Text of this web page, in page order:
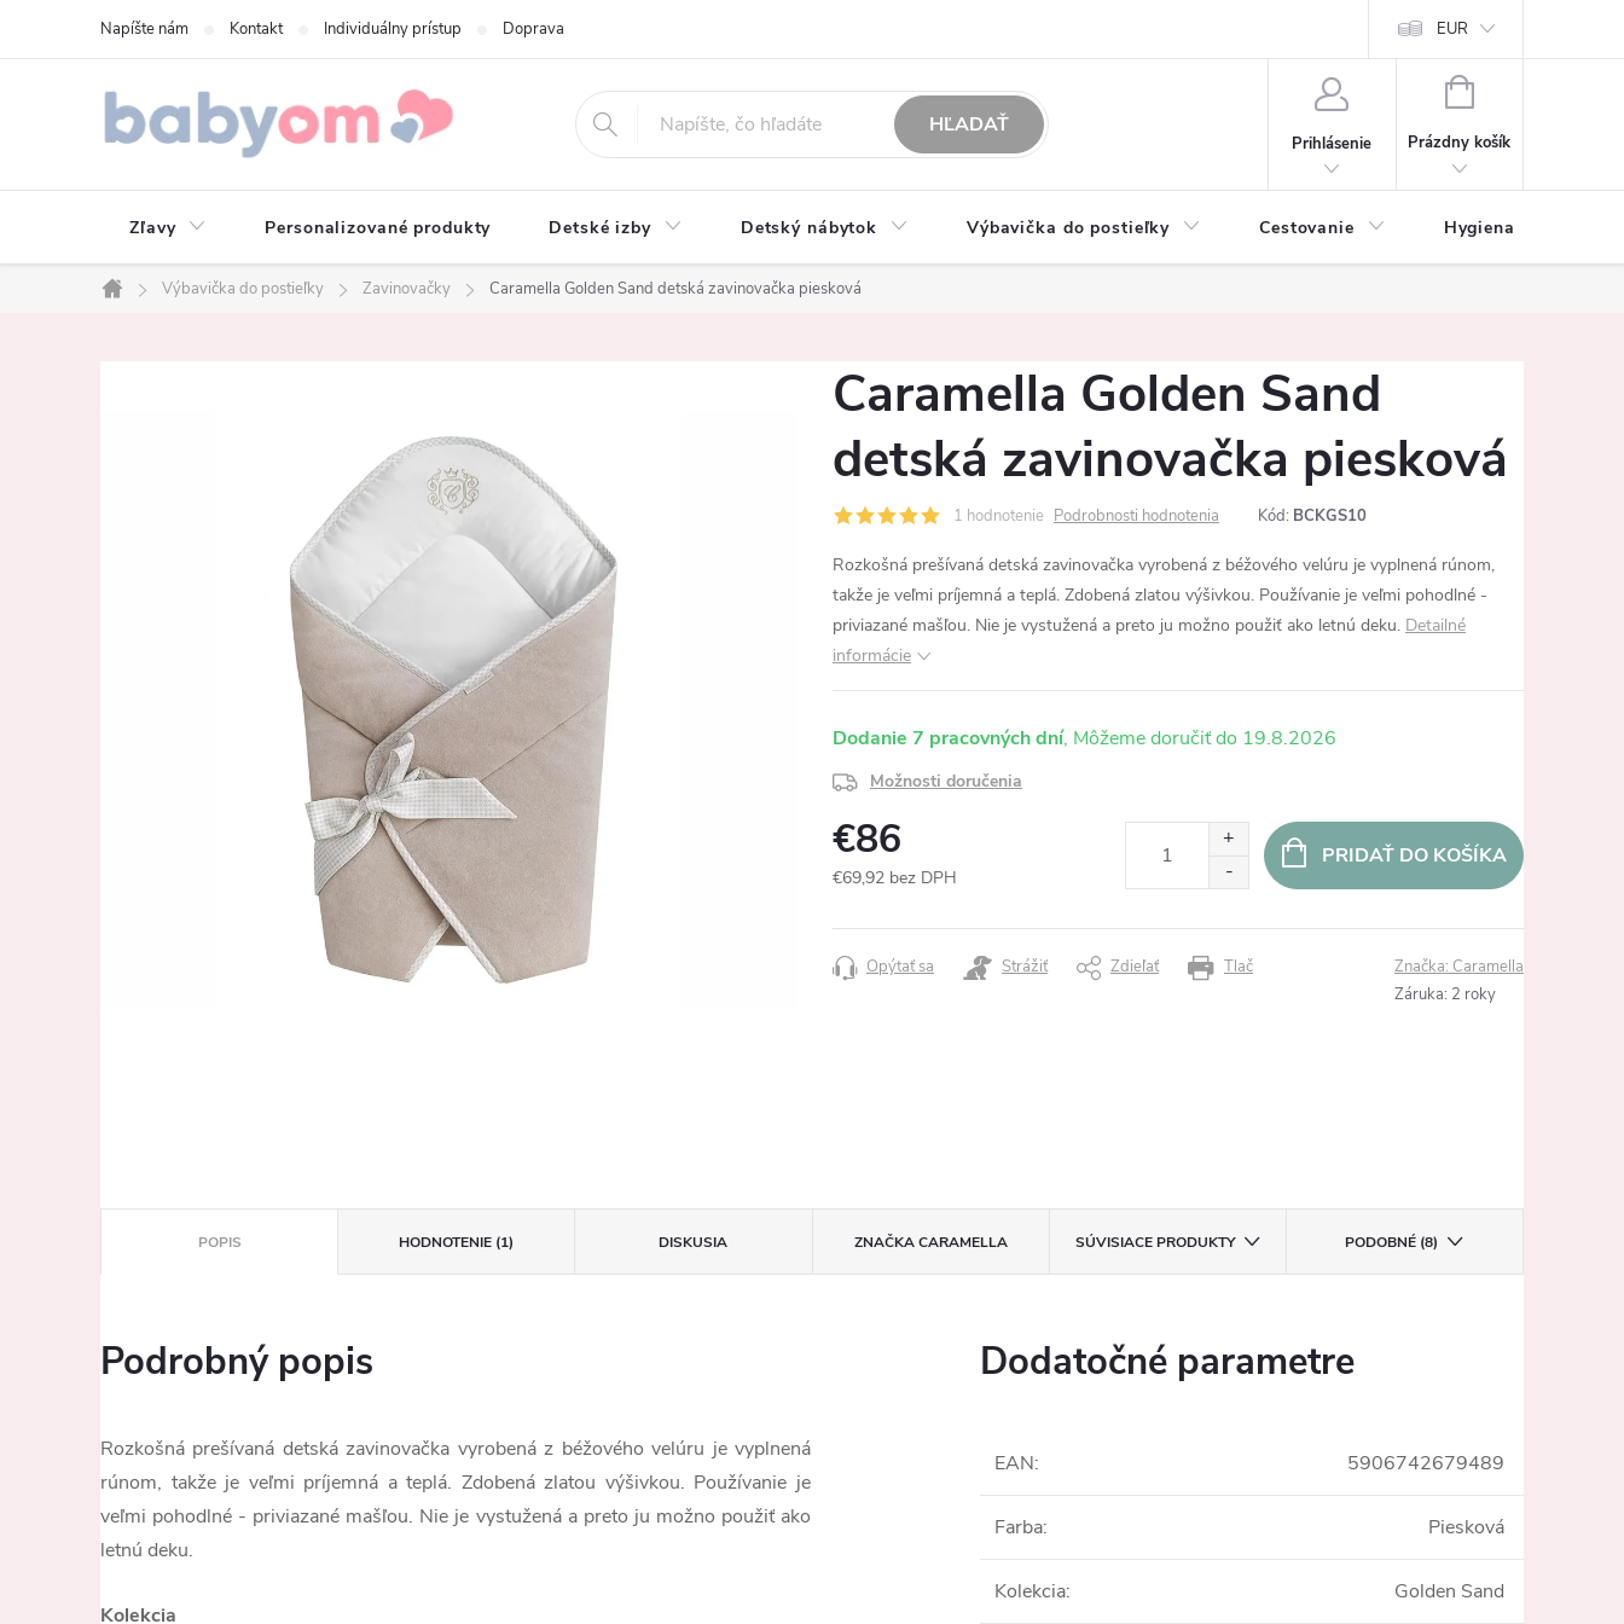
Napíšte nám Kontakt Individuálny prístup Doprava Vrátenie tovaru a reklamácia Ochrana osobných
EUR
HĽADAŤ
Prihlásenie
NÁKUPNÝ
Prázdny košík
Zľavy Personalizované produkty Detské izby Detský nábytok Výbavička do postieľky Cestovanie Hygiena
Domov
Výbavička do postieľky Zavinovačky Caramella Golden Sand detská zavinovačka piesková
Caramella Golden Sand
detská zavinovačka piesková
1 hodnotenie Podrobnosti hodnotenia Kód: BCKGS10
Rozkošná prešívaná detská zavinovačka vyrobená z béžového velúru je vyplnená rúnom,
takže je veľmi príjemná a teplá. Zdobená zlatou výšivkou. Používanie je veľmi pohodlné -
priviazané mašľou. Nie je vystužená a preto ju možno použiť ako letnú deku. Detailné
informácie
Dodanie 7 pracovných dní 19.8.2026
Možnosti doručenia
€86
€69,92 bez DPH
cena:
PRIDAŤ DO KOŠÍKA
Tlač
Opýtať sa Strážiť Zdieľať Značka: Caramella
Záruka: 2 roky
POPIS HODNOTENIE (1) DISKUSIA ZNAČKACARAMELLA SÚVISIACE PRODUKTY PODOBNÉ (8)
Podrobný popis
Rozkošná prešívaná detská zavinovačka vyrobená z béžového velúru je vyplnená
rúnom, takže je veľmi príjemná a teplá. Zdobená zlatou výšivkou. Používanie je
veľmi pohodlné - priviazané mašľou. Nie je vystužená a preto ju možno použiť ako
letnú deku.
Kolekcia
Dodatočné parametre
EAN: 5906742679489
Farba: Piesková
Kolekcia: Golden Sand